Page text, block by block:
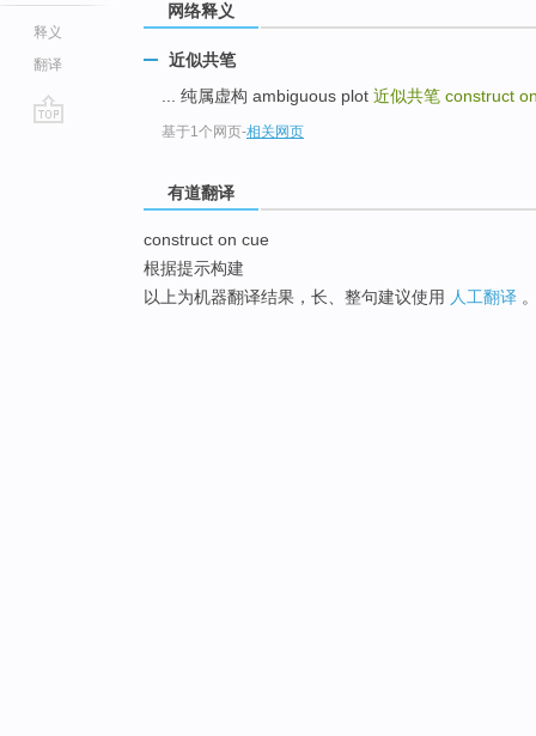
释义
翻译
网络释义
近似共笔
... 纯属虚构 ambiguous plot 近似共笔 construct
基于1个网页-相关网页
有道翻译
construct on cue
根据提示构建
以上为机器翻译结果，长、整句建议使用 人工翻译